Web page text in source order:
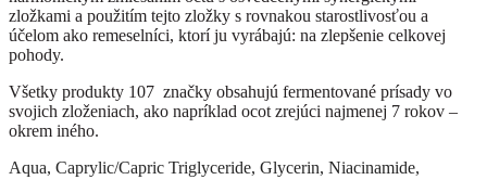
zložkami a použitím tejto zložky s rovnakou starostlivosťou a
účelom ako remeselníci, ktorí ju vyrábajú: na zlepšenie celkovej
pohody.
Všetky produkty 107 značky obsahujú fermentované prísady vo
svojich zloženiach, ako napríklad ocot zrejúci najmenej 7 rokov –
okrem iného.
Aqua, Caprylic/Capric Triglyceride, Glycerin, Niacinamide,